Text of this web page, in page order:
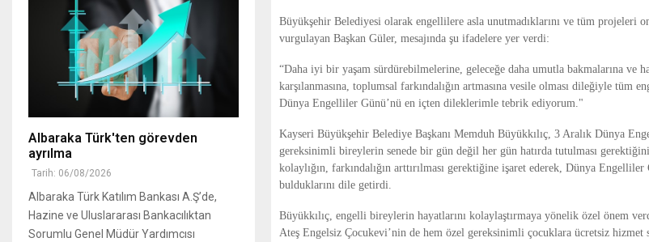
Büyükşehir Belediyesi olarak engellilere asla unutmadıklarını ve tüm projeleri
vurgulayan Başkan Güler, mesajında şu ifadelere yer verdi:
“Daha iyi bir yaşam sürdürebilmelerine, geleceğe daha umutla bakmalarına ve
karşılanmasına, toplumsal farkındalığın artmasına vesile olması dileğiyle tüm
Dünya Engelliler Günü’nü en içten dileklerimle tebrik ediyorum."
Kayseri Büyükşehir Belediye Başkanı Memduh Büyükkılıç, 3 Aralık Dünya
gereksinimli bireylerin senede bir gün değil her gün hatırda tutulması
kolaylığın, farkındalığın arttırılması gerektiğine işaret ederek, Dünya
bulduklarını dile getirdi.
Büyükkılıç, engelli bireylerin hayatlarını kolaylaştırmaya yönelik özel önem
Ateş Engelsiz Çocukevi’nin de hem özel gereksinimli çocuklara ücretsiz
Albaraka Türk'ten görevden
ayrılma
Tarih: 06/08/2026
Albaraka Türk Katılım Bankası A.Ş’de,
Hazine ve Uluslararası Bankacılıktan
Sorumlu Genel Müdür Yardımcısı